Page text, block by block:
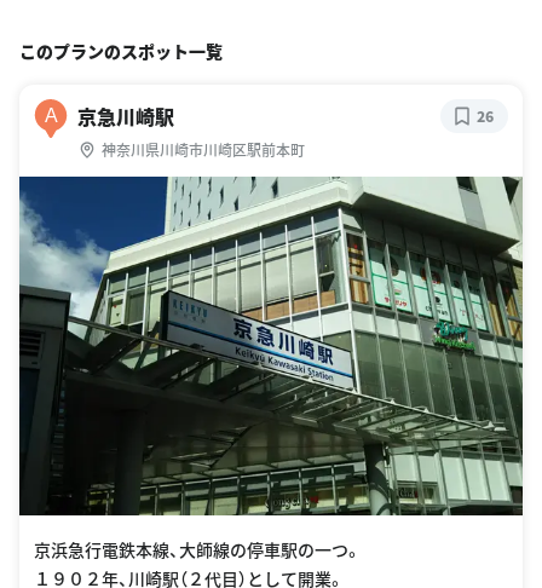
このプランのスポット一覧
A 京急川崎駅
神奈川県川崎市川崎区駅前本町
26
京浜急行電鉄本線、大師線の停車駅の一つ。
１９０２年、川崎駅（２代目）として開業。